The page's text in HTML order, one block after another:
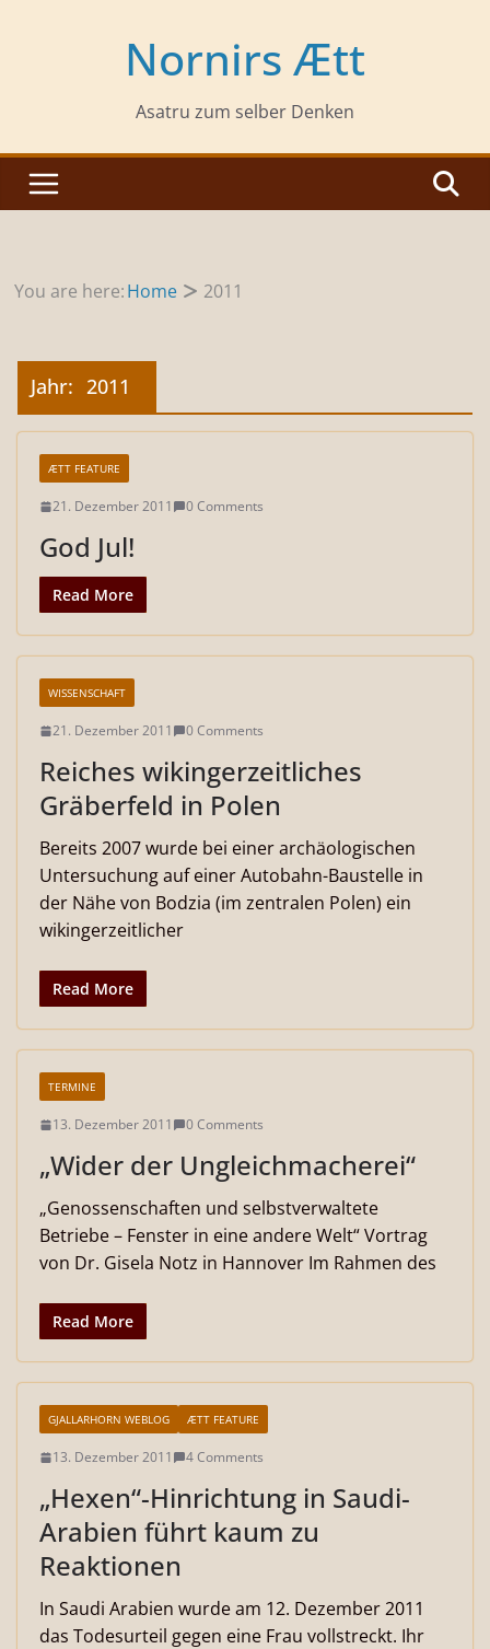
Nornirs Ætt
Asatru zum selber Denken
You are here:Home 2011
Jahr: 2011
ÆTT FEATURE
21. Dezember 2011 0 Comments
God Jul!
Read More
WISSENSCHAFT
21. Dezember 2011 0 Comments
Reiches wikingerzeitliches
Gräberfeld in Polen
Bereits 2007 wurde bei einer archäologischen
Untersuchung auf einer Autobahn-Baustelle in
der Nähe von Bodzia (im zentralen Polen) ein
wikingerzeitlicher
Read More
TERMINE
13. Dezember 2011 0 Comments
„Wider der Ungleichmacherei“
„Genossenschaften und selbstverwaltete
Betriebe – Fenster in eine andere Welt“ Vortrag
von Dr. Gisela Notz in Hannover Im Rahmen des
Read More
GJALLARHORN WEBLOG ÆTT FEATURE
13. Dezember 2011 4 Comments
„Hexen“-Hinrichtung in Saudi-
Arabien führt kaum zu
Reaktionen
In Saudi Arabien wurde am 12. Dezember 2011
das Todesurteil gegen eine Frau vollstreckt. Ihr